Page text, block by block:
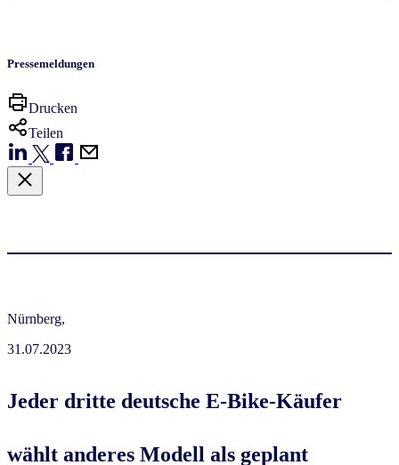
Pressemeldungen
Drucken
Teilen
Nürnberg,
31.07.2023
Jeder dritte deutsche E-Bike-Käufer
wählt anderes Modell als geplant